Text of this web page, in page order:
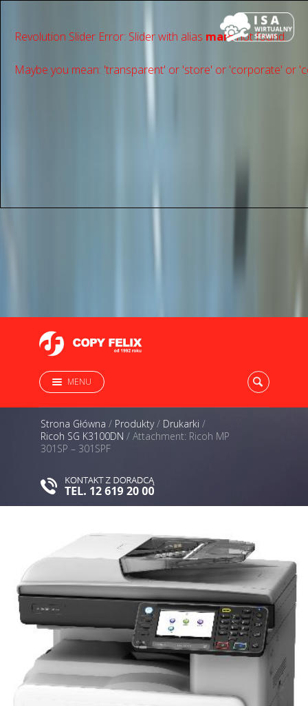
Revolution Slider Error: Slider with alias mainnot found.
Maybe you mean: 'transparent' or 'store' or 'сorporate' or
MENU
Strona Główna / Produkty/ Drukarki /
Ricoh SG K3100DN / Attachment: Ricoh MP
301SP – 301SPF